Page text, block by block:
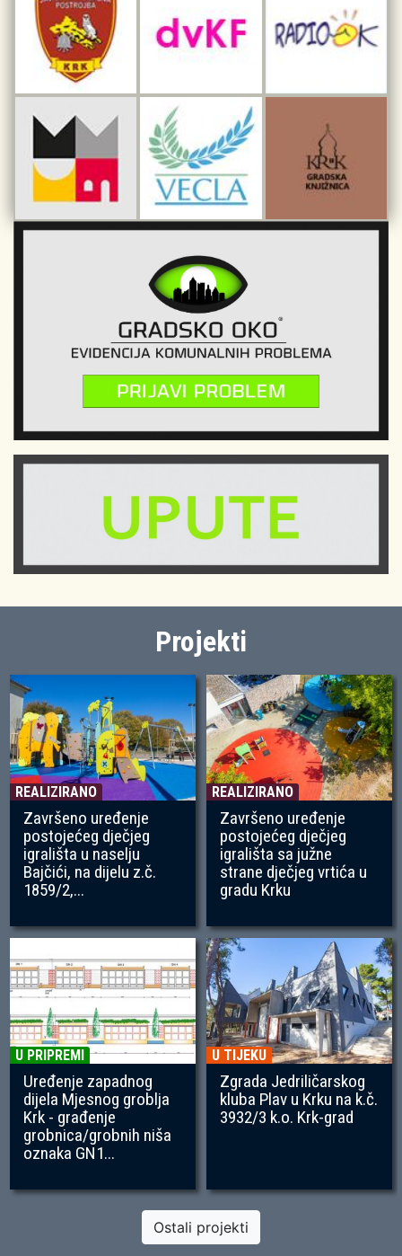
Projekti
REALIZIRANO
Završeno uređenje
postojećeg dječjeg
igrališta u naselju
Bajčići, na dijelu z.č.
1859/2,...
REALIZIRANO
Završeno uređenje
postojećeg dječjeg
igrališta sa južne
strane dječjeg vrtića u
gradu Krku
U PRIPREMI
Uređenje zapadnog
dijela Mjesnog groblja
Krk - građenje
grobnica/grobnih niša
oznaka GN1...
U TIJEKU
Zgrada Jedriličarskog
kluba Plav u Krku na k.č.
3932/3 k.o. Krk-grad
Ostali projekti